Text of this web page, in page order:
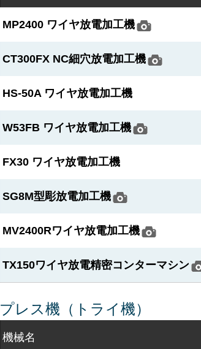
MP2400 ワイヤ放電加工機
CT300FX NC細穴放電加工機
HS-50A ワイヤ放電加工機
W53FB ワイヤ放電加工機
FX30 ワイヤ放電加工機
SG8M型彫放電加工機
MV2400Rワイヤ放電加工機
TX150ワイヤ放電精密コンターマシン
プレス機（トライ機）
機械名